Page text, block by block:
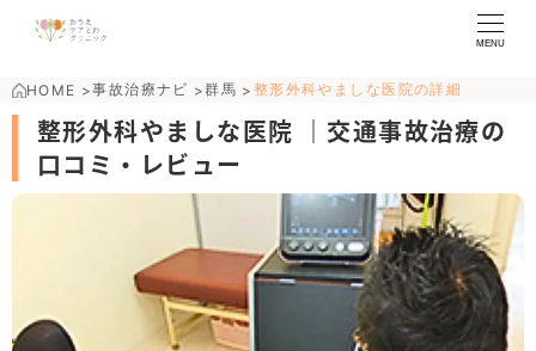
MENU
HOME >事故治療ナビ >群馬 > 整形外科やましな医院の詳細
整形外科やましな医院 ｜交通事故治療の
口コミ・レビュー